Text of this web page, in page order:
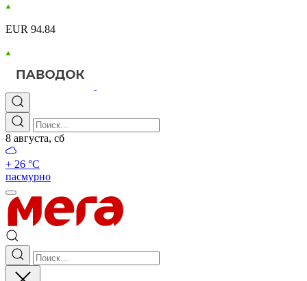
EUR 94.84
8 августа, сб
+ 26 °С
пасмурно